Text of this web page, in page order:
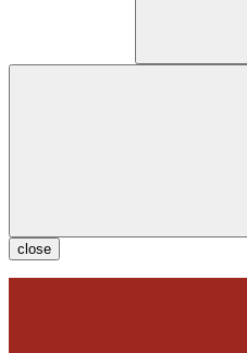
close